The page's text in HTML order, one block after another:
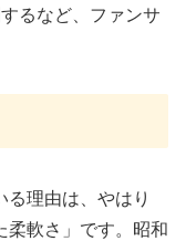
るなど、ファンサ
理由は、やはり
柔軟さ」です。昭和